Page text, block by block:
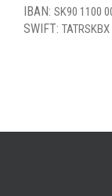
IBAN: SK90 1100
SWIFT: TATRSKBX